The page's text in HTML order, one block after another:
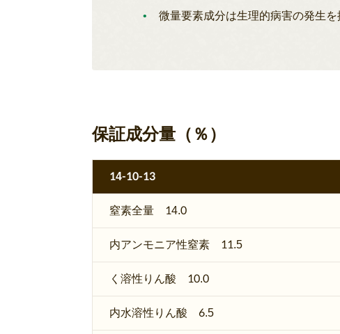
微量要素成分は生理的病害の発生を
保証成分量（％）
14-10-13
窒素全量 14.0
内アンモニア性窒素 11.5
く溶性りん酸 10.0
内水溶性りん酸 6.5